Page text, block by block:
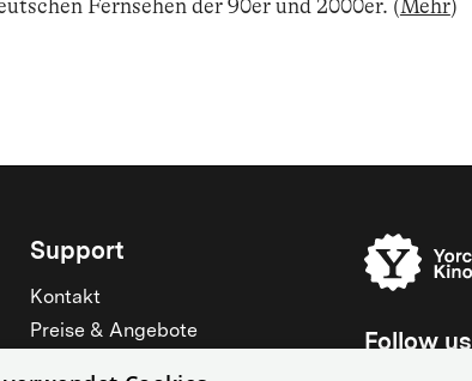
Fernsehen der 90er und 2000er. (Mehr)
Support
Kontakt
Preise & Angebote
Follow us